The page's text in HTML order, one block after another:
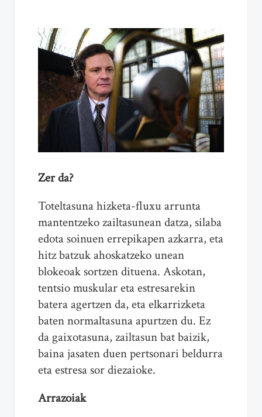
Zer da?
Toteltasuna hizketa-fluxu arrunta
mantentzeko zailtasunean datza, silaba
edota soinuen errepikapen azkarra, eta
hitz batzuk ahoskatzeko unean
blokeoak sortzen dituena. Askotan,
tentsio muskular eta estresarekin
batera agertzen da, eta elkarrizketa
baten normaltasuna apurtzen du. Ez
da gaixotasuna, zailtasun bat baizik,
baina jasaten duen pertsonari beldurra
eta estresa sor diezaioke.
Arrazoiak